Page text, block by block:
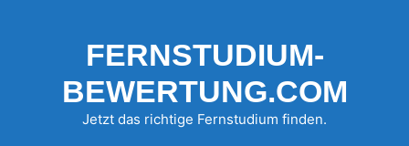
FERNSTUDIUM-
BEWERTUNG.COM
Jetzt das richtige Fernstudium finden.